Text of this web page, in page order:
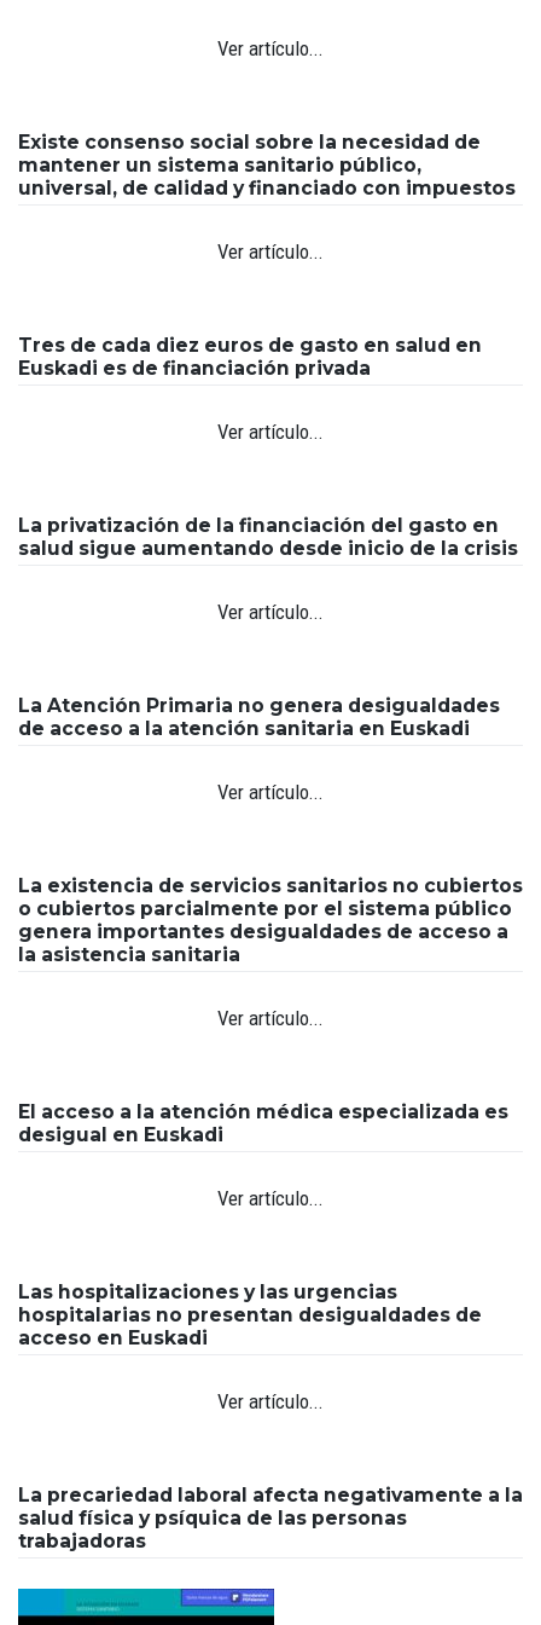
Ver artículo...
Existe consenso social sobre la necesidad de
mantener un sistema sanitario público,
universal, de calidad y financiado con impuestos
Ver artículo...
Tres de cada diez euros de gasto en salud en
Euskadi es de financiación privada
Ver artículo...
La privatización de la financiación del gasto en
salud sigue aumentando desde inicio de la crisis
Ver artículo...
La Atención Primaria no genera desigualdades
de acceso a la atención sanitaria en Euskadi
Ver artículo...
La existencia de servicios sanitarios no cubiertos
o cubiertos parcialmente por el sistema público
genera importantes desigualdades de acceso a
la asistencia sanitaria
Ver artículo...
El acceso a la atención médica especializada es
desigual en Euskadi
Ver artículo...
Las hospitalizaciones y las urgencias
hospitalarias no presentan desigualdades de
acceso en Euskadi
Ver artículo...
La precariedad laboral afecta negativamente a la
salud física y psíquica de las personas
trabajadoras